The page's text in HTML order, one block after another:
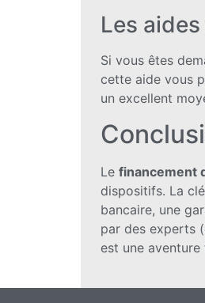
Les
Si vous êtes
cette aide vous
un excellent
Le financement
dispositifs. La
bancaire, une
par des experts
est une